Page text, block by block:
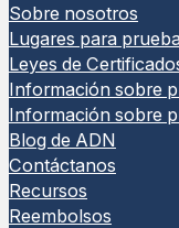
Sobre nosotros
Lugares para
Leyes de
Información sobre
Información sobre
Blog de ADN
Contáctanos
Recursos
Reembolsos